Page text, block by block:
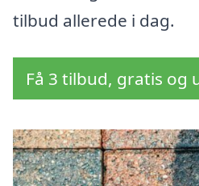
tilbud allerede i dag.
Få 3 tilbud, gratis og